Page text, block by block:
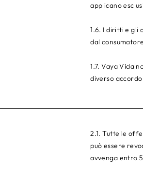
applicano
1.6. I diritti e gli
dal
1.7. Vaya Vida
diverso
2.1. Tutte le
può essere
avvenga entro